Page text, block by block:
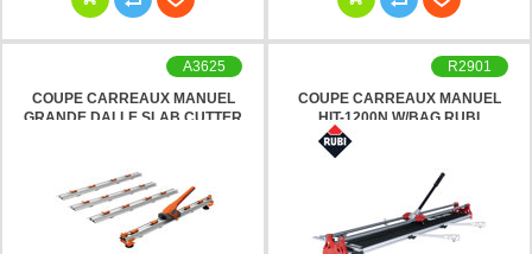
COUPE CARREAUX MANUEL
GRANDE DALLE SLAB CUTTER
A3625
COUPE CARREAUX MANUEL
HIT-1200N W/BAG RUBI
R2901